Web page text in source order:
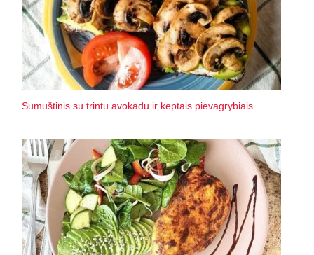
Sumuštinis su trintu avokadu ir keptais pievagrybiais